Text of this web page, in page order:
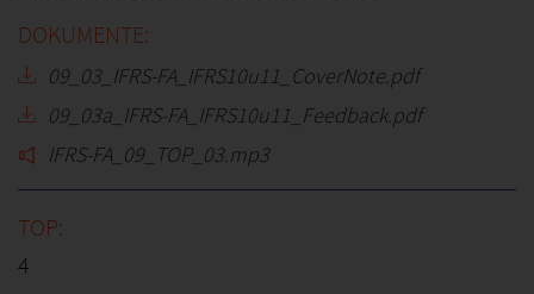
09_03_IFRS-FA_IFRS10u11_CoverNote.pdf
09_03a_IFRS-FA_IFRS10u11_Feedback.pdf
IFRS-FA_09_TOP_03.mp3
4